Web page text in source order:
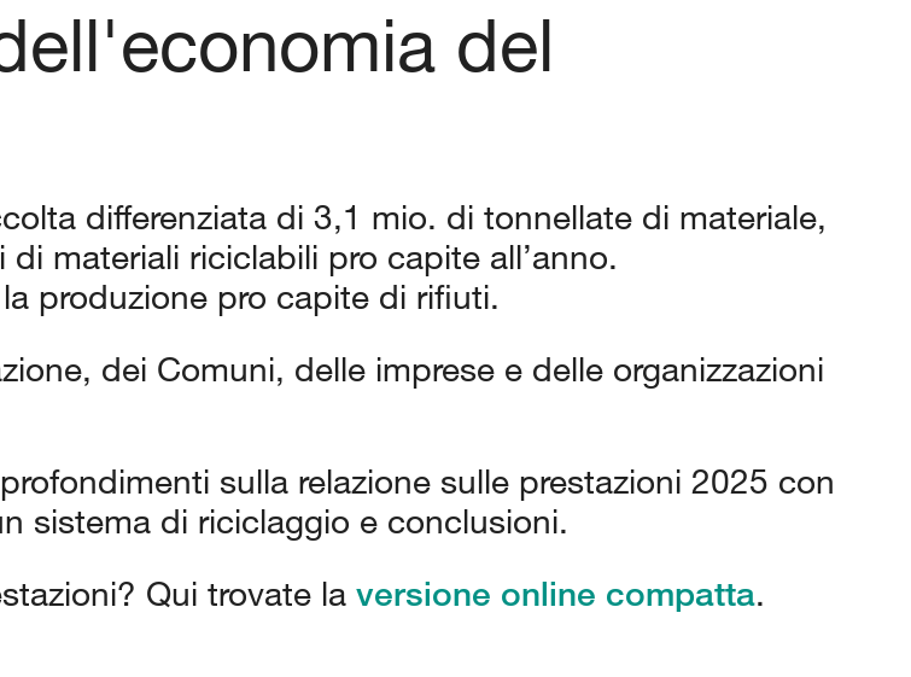
del
differenziata di 3,1 mio. di tonnellate di materiale,
materiali riciclabili pro capite all’anno.
produzione pro capite di rifiuti.
dei Comuni, delle imprese e delle organizzazioni
sulla relazione sulle prestazioni 2025 con
sistema di riciclaggio e conclusioni.
Qui trovate la versione online compatta.